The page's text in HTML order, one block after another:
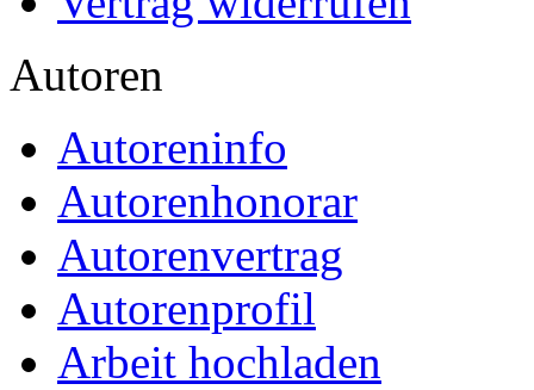
Autoren
Autoreninfo
Autorenhonorar
Autorenvertrag
Autorenprofil
Arbeit hochladen